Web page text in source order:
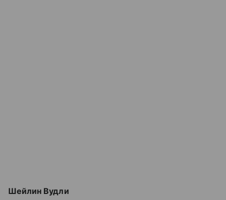
Шейлин Вудли